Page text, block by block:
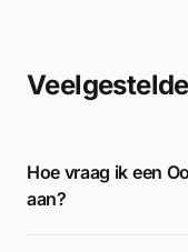
Hoe vraag ik een
aan?